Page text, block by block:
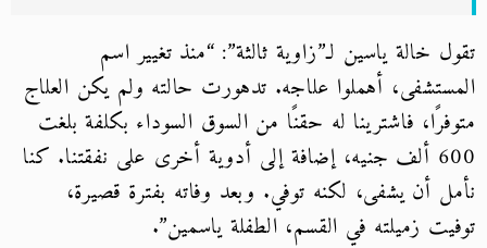
تقول خالة ياسين لـ”زاوية ثالثة”: “منذ تغيير اسم
المستشفى، أهملوا علاجه. تدهورت حالته ولم يكن العلاج
متوفرًا، فاشترينا له حقنًا من السوق السوداء بكلفة بلغت
600 ألف جنيه، إضافة إلى أدوية أخرى على نفقتنا. كنا
نأمل أن يشفى، لكنه توفي. وبعد وفاته بفترة قصيرة،
توفيت زميلته في القسم، الطفلة ياسمين”.